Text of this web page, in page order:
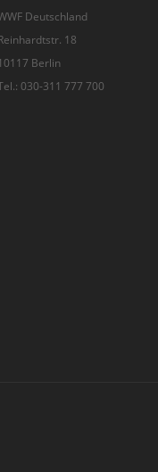
Deutschland
18
Berlin
030-311 777 700